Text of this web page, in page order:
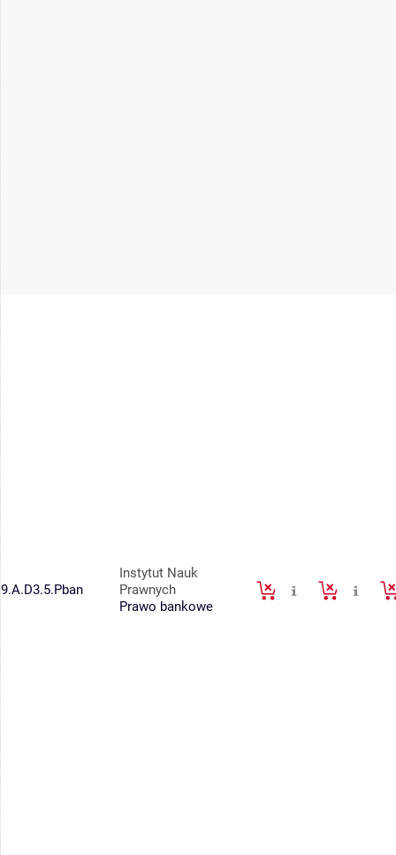
9.A.D3.5.Pban
Instytut Nauk
Prawnych
Prawo bankowe